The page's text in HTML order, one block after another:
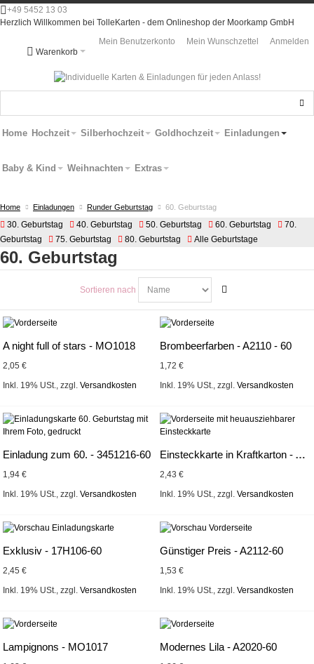
+49 5452 13 03
Herzlich Willkommen bei TolleKarten - dem Onlineshop der Moorkamp GmbH
Warenkorb
Mein Benutzerkonto Mein Wunschzettel Anmelden
Home Hochzeit Silberhochzeit Goldhochzeit Einladungen
Baby & Kind Weihnachten Extras
Home Einladungen Runder Geburtstag 60. Geburtstag
30. Geburtstag 40. Geburtstag 50. Geburtstag 60. Geburtstag
70.
Geburtstag
75. Geburtstag 80. Geburtstag Alle Geburtstage
60. Geburtstag
Sortieren nach
A night full of stars - MO1018
2,05 €
Inkl. 19% USt.,zzgl.Versandkosten
Brombeerfarben - A2110 - 60
1,72 €
Inkl. 19% USt.,zzgl.Versandkosten
Einladung zum 60. - 3451216-60
1,94 €
Inkl. 19% USt.,zzgl.Versandkosten
Einsteckkarte in Kraftkarton - A2163-Z
2,43 €
Inkl. 19% USt.,zzgl.Versandkosten
Exklusiv - 17H106-60
2,45 €
Inkl. 19% USt.,zzgl.Versandkosten
Günstiger Preis - A2112-60
1,53 €
Inkl. 19% USt.,zzgl.Versandkosten
Lampignons - MO1017 Modernes Lila - A2020-60